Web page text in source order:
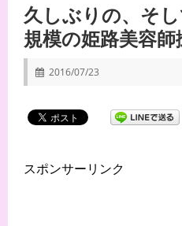
久しぶりの、そ
規模の姫路美容師
2016/07/23
スポンサーリンク